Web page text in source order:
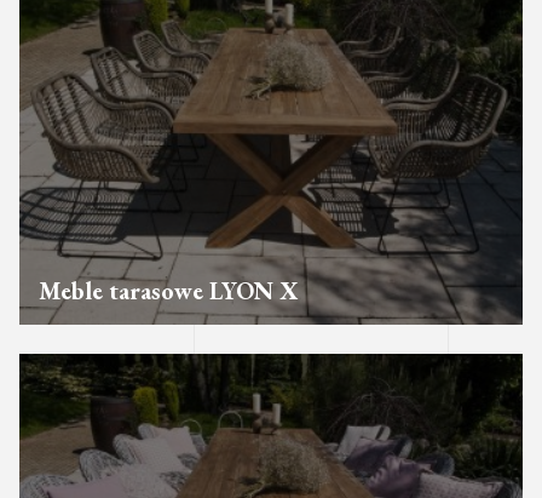
Meble tarasowe LYON X